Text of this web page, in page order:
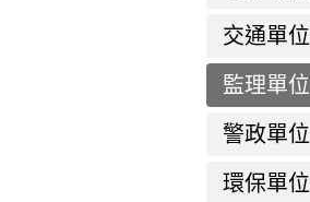
交通單位
監理單位
警政單位
環保單位